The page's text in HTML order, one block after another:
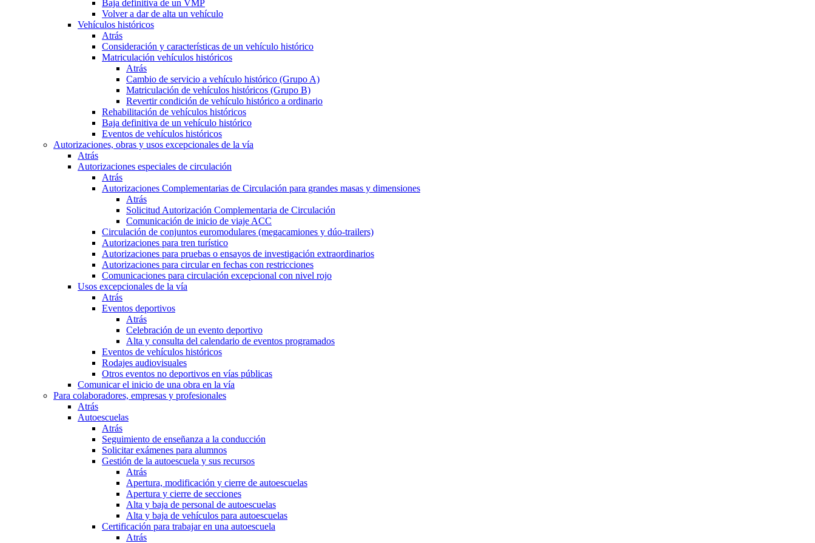
Baja definitiva de un VMP
Volver a dar de alta un vehículo
Vehículos históricos
Atrás
Consideración y características de un vehículo histórico
Matriculación vehículos históricos
Atrás
Cambio de servicio a vehículo histórico (Grupo A)
Matriculación de vehículos históricos (Grupo B)
Revertir condición de vehículo histórico a ordinario
Rehabilitación de vehículos históricos
Baja definitiva de un vehículo histórico
Eventos de vehículos históricos
Autorizaciones, obras y usos excepcionales de la vía
Atrás
Autorizaciones especiales de circulación
Atrás
Autorizaciones Complementarias de Circulación para grandes masas y dimensiones
Atrás
Solicitud Autorización Complementaria de Circulación
Comunicación de inicio de viaje ACC
Circulación de conjuntos euromodulares (megacamiones y dúo-trailers)
Autorizaciones para tren turístico
Autorizaciones para pruebas o ensayos de investigación extraordinarios
Autorizaciones para circular en fechas con restricciones
Comunicaciones para circulación excepcional con nivel rojo
Usos excepcionales de la vía
Atrás
Eventos deportivos
Atrás
Celebración de un evento deportivo
Alta y consulta del calendario de eventos programados
Eventos de vehículos históricos
Rodajes audiovisuales
Otros eventos no deportivos en vías públicas
Comunicar el inicio de una obra en la vía
Para colaboradores, empresas y profesionales
Atrás
Autoescuelas
Atrás
Seguimiento de enseñanza a la conducción
Solicitar exámenes para alumnos
Gestión de la autoescuela y sus recursos
Atrás
Apertura, modificación y cierre de autoescuelas
Apertura y cierre de secciones
Alta y baja de personal de autoescuelas
Alta y baja de vehículos para autoescuelas
Certificación para trabajar en una autoescuela
Atrás